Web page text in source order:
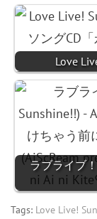
Love
ラブライブ
Tags: Love Live!